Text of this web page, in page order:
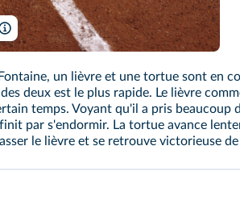
GK Hart/Vikki Hart/Getty
un lièvre et une tortue sont en
deux est le plus rapide. Le lièvre
temps. Voyant qu'il a pris beaucoup
par s'endormir. La tortue avance
le lièvre et se retrouve victorieuse de